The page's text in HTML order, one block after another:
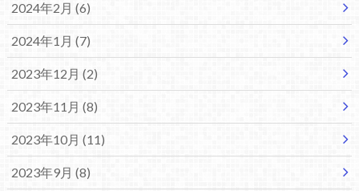
2024年2月 (6)
2024年1月 (7)
2023年12月 (2)
2023年11月 (8)
2023年10月 (11)
2023年9月 (8)